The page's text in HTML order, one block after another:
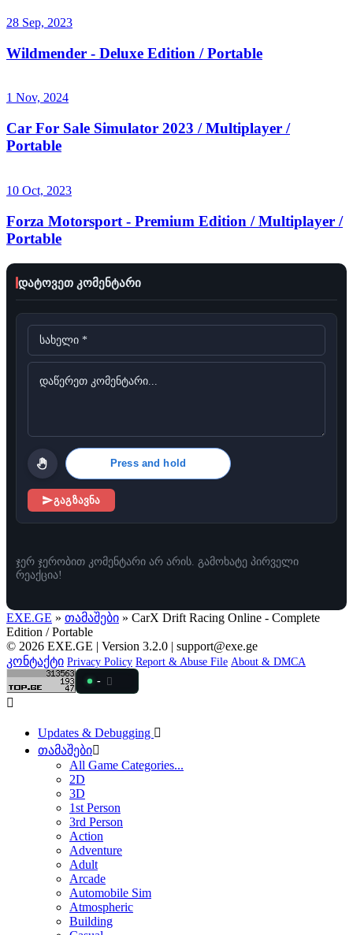
28 Sep, 2023
Wildmender - Deluxe Edition / Portable
1 Nov, 2024
Car For Sale Simulator 2023 / Multiplayer /
Portable
10 Oct, 2023
Forza Motorsport - Premium Edition / Multiplayer /
Portable
დატოვეთ კომენტარი
Press and hold
გაგზავნა
ჯერ ჯერობით კომენტარი არ არის. გამოხატე პირველი
რეაქცია!
EXE.GE » თამაშები » CarX Drift Racing Online - Complete
Edition / Portable
© 2026 EXE.GE | Version 3.2.0 | support@exe.ge
კონტაქტი Privacy Policy Report & Abuse File About & DMCA
-
Updates & Debugging
თამაშები
All Game Categories...
2D
3D
1st Person
3rd Person
Action
Adventure
Adult
Arcade
Automobile Sim
Atmospheric
Building